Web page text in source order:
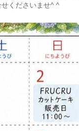
くださいませ^ ^